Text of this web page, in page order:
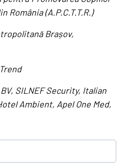
România (A.P.C.T.T.R.)
Brașov,
SILNEF Security, Italian
Ambient, Apel One Med,